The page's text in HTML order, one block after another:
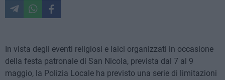
In vista degli eventi religiosi e laici organizzati in occasione
della festa patronale di San Nicola, prevista dal 7 al 9
maggio, la Polizia Locale ha previsto una serie di limitazioni